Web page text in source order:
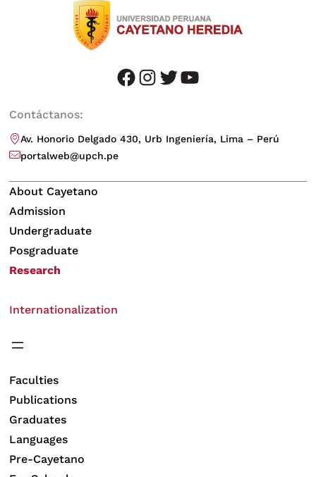
facebook instagram twitter youtube
Contáctanos:
Av. Honorio Delgado 430, Urb Ingeniería, Lima – Perú
portalweb@upch.pe
About Cayetano
Admission
Undergraduate
Posgraduate
Research
Internationalization
Faculties
Publications
Graduates
Languages
Pre-Cayetano